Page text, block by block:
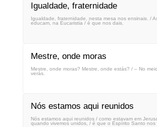
Igualdade, fraternidade
Igualdade, fraternidade, nesta mesa nos ensinais. /
educam, na Eucaristia / é que nos dais.
Mestre, onde moras
Mestre, onde moras? Mestre, onde estás? / – No
verás.
Nós estamos aqui reunidos
Nós estamos aqui reunidos / como estavam em
quando vivemos unidos, / é que o Espírito Santo nos